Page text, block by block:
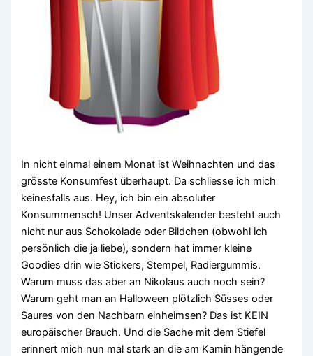
In nicht einmal einem Monat ist Weihnachten und das
grösste Konsumfest überhaupt. Da schliesse ich mich
keinesfalls aus. Hey, ich bin ein absoluter
Konsummensch! Unser Adventskalender besteht auch
nicht nur aus Schokolade oder Bildchen (obwohl ich
persönlich die ja liebe), sondern hat immer kleine
Goodies drin wie Stickers, Stempel, Radiergummis.
Warum muss das aber an Nikolaus auch noch sein?
Warum geht man an Halloween plötzlich Süsses oder
Saures von den Nachbarn einheimsen? Das ist KEIN
europäischer Brauch. Und die Sache mit dem Stiefel
erinnert mich nun mal stark an die am Kamin hängende